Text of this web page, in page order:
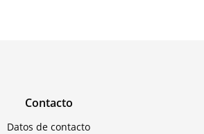
Contacto
Datos de contacto